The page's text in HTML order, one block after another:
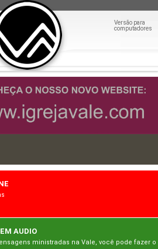
Versão para
computadores
AUDIO
ministradas na Vale, você pode fazer o